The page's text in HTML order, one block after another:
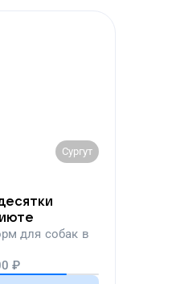
Сургут
для собак в
₽